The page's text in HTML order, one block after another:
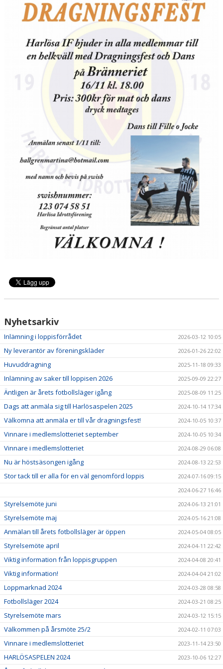
VÄGBESKRIVNING
GEMENSAMMA AKTIVITETER I KLUBBEN
FÖRENINGSKLÄDER
Nyhetsarkiv
Inlämning i loppisförrådet 2026-03-12 10:05
Ny leverantör av föreningskläder 2026-01-26 22:02
Huvuddragning 2025-11-18 09:33
Inlämning av saker till loppisen 2026 2025-09-09 22:27
Äntligen är årets fotbollsläger igång 2025-08-09 11:25
Dags att anmäla sig till Harlösaspelen 2025 2024-10-14 17:34
Välkomna att anmäla er till vår dragningsfest! 2024-10-05 10:37
Vinnare i medlemslotteriet september 2024-10-05 10:34
Vinnare i medlemslotteriet 2024-08-29 06:08
Nu är höstsäsongen igång 2024-08-13 22:53
Stor tack till er alla för en väl genomförd loppis
2024-07-16 09:15
2024-06-27 16:46
Styrelsemöte juni 2024-06-13 21:01
Styrelsemöte maj 2024-05-16 21:08
Anmälan till årets fotbollsläger är öppen 2024-05-04 08:05
Styrelsemöte april 2024-04-11 22:42
Viktig information från loppisgruppen 2024-04-08 20:41
Viktig information! 2024-04-04 21:02
Loppmarknad 2024 2024-03-28 08:58
Fotbollsläger 2024 2024-03-21 08:25
Styrelsemöte mars 2024-03-12 15:15
Välkommen på årsmöte 25/2 2024-02-11 07:03
Vinnare i medlemslotteriet 2023-11-14 23:50
HARLÖSASPELEN 2024 2023-10-06 12:27